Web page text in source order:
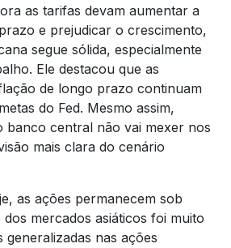
as tarifas devam aumentar a
e prejudicar o crescimento,
segue sólida, especialmente
Ele destacou que as
de longo prazo continuam
do Fed. Mesmo assim,
banco central não vai mexer nos
mais clara do cenário
as ações permanecem sob
dos mercados asiáticos foi muito
nas ações